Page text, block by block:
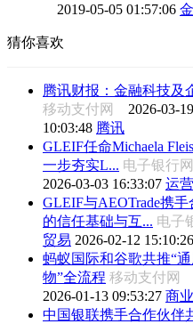
2019-05-05 01:57:06
猜你喜欢
腾讯财报：金融科技及
移动支付网 2026-03-
10:03:48 腾讯
GLEIF任命Michaela
一步夯实L... 电子银行
2026-03-03 16:33:07 运营
GLEIF与AEOTrade携
的信任基础与互... 电子
贸易 2026-02-12 15:10:26
蚂蚁国际和谷歌共推“
物”全流程 移动支付网
2026-01-13 09:53:27 商业
中国银联携手合作伙伴